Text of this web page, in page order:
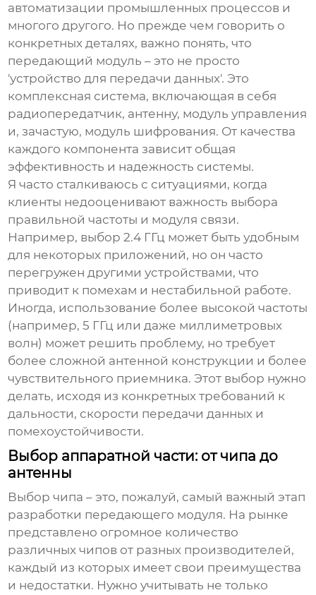
автоматизации промышленных процессов и
многого другого. Но прежде чем говорить о
конкретных деталях, важно понять, что
передающий модуль – это не просто
'устройство для передачи данных'. Это
комплексная система, включающая в себя
радиопередатчик, антенну, модуль управления
и, зачастую, модуль шифрования. От качества
каждого компонента зависит общая
эффективность и надежность системы.
Я часто сталкиваюсь с ситуациями, когда
клиенты недооценивают важность выбора
правильной частоты и модуля связи.
Например, выбор 2.4 ГГц может быть удобным
для некоторых приложений, но он часто
перегружен другими устройствами, что
приводит к помехам и нестабильной работе.
Иногда, использование более высокой частоты
(например, 5 ГГц или даже миллиметровых
волн) может решить проблему, но требует
более сложной антенной конструкции и более
чувствительного приемника. Этот выбор нужно
делать, исходя из конкретных требований к
дальности, скорости передачи данных и
помехоустойчивости.
Выбор аппаратной части: от чипа до
антенны
Выбор чипа – это, пожалуй, самый важный этап
разработки передающего модуля. На рынке
представлено огромное количество
различных чипов от разных производителей,
каждый из которых имеет свои преимущества
и недостатки. Нужно учитывать не только